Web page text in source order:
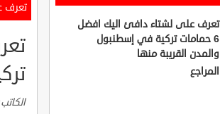
تعرف على لشتاء دافئ اليك افضل
6 حمامات تركية في إسطنبول
والمدن القريبة منها
المراجع
تعرف على